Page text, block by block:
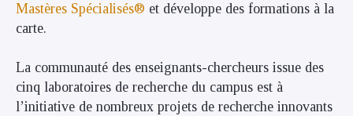
Mastères Spécialisés® et développe des formations à la
carte.
La communauté des enseignants-chercheurs issue des
cinq laboratoires de recherche du campus est à
l’initiative de nombreux projets de recherche innovants